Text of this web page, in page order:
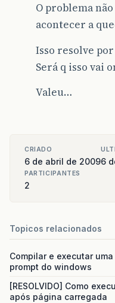
O problema
acontecer a
Isso resolve
Será q isso vai
Valeu…
CRIADO
6 de abril de 20096
PARTICIPANTES
2
Topicos relacionados
Compilar e executar
prompt do windows
[RESOLVIDO] Como
após página carregada